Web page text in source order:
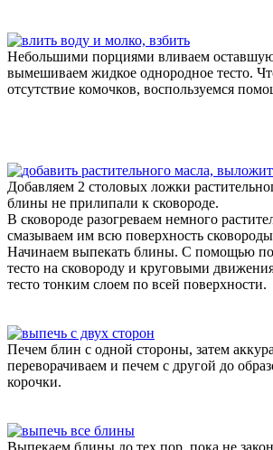
Небольшими порциями вливаем
вымешиваем жидкое однородное тесто.
отсутствие комочков, воспользуемся
Добавляем 2 столовых ложки
блины не прилипали к сковороде.
В сковороде разогреваем немного
смазываем им всю поверхность
Начинаем выпекать блины. С помощью
тесто на сковороду и круговыми
тесто тонким слоем по всей поверхности.
Печем блин с одной стороны, затем
переворачиваем и печем с другой до
корочки.
Выпекаем блины до тех пор, пока не